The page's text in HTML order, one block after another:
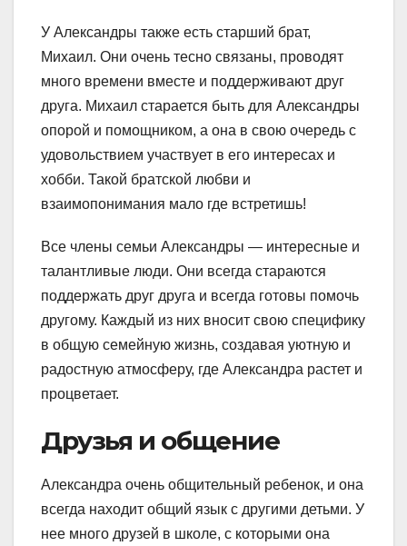
У Александры также есть старший брат,
Михаил. Они очень тесно связаны, проводят
много времени вместе и поддерживают друг
друга. Михаил старается быть для Александры
опорой и помощником, а она в свою очередь с
удовольствием участвует в его интересах и
хобби. Такой братской любви и
взаимопонимания мало где встретишь!
Все члены семьи Александры — интересные и
талантливые люди. Они всегда стараются
поддержать друг друга и всегда готовы помочь
другому. Каждый из них вносит свою специфику
в общую семейную жизнь, создавая уютную и
радостную атмосферу, где Александра растет и
процветает.
Друзья и общение
Александра очень общительный ребенок, и она
всегда находит общий язык с другими детьми. У
нее много друзей в школе, с которыми она